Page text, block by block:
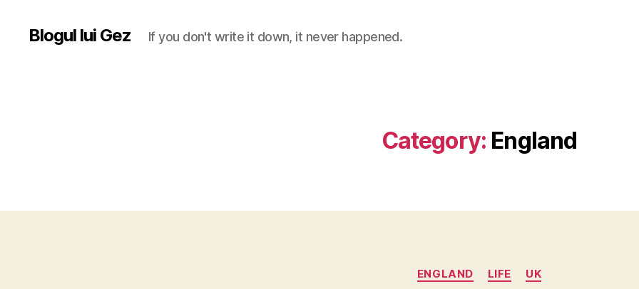
Blogul lui Gez If you don't write it down, it never happened.
Category: England
Categories
ENGLAND LIFE UK